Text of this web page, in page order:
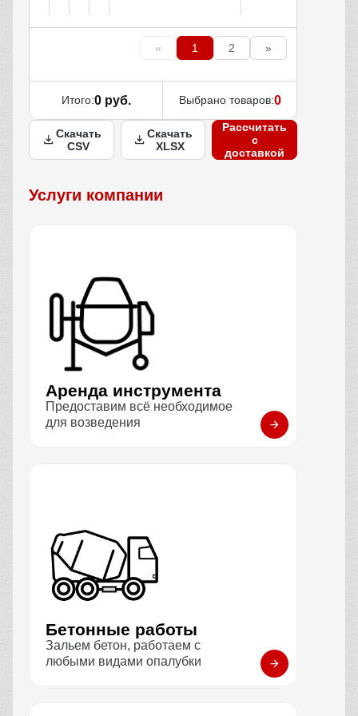
« 1 2 »
Итого:0 руб. Выбрано товаров:0
Скачать
CSV
Скачать
XLSX
Рассчитать
с
доставкой
Услуги компании
Аренда инструмента
Предоставим всё необходимое
для возведения
Бетонные работы
Зальем бетон, работаем с
любыми видами опалубки